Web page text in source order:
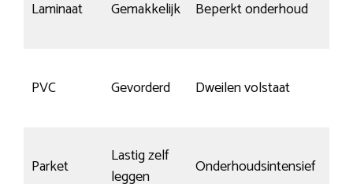
Laminaat Gemakkelijk Beperkt onderhoud
PVC Gevorderd Dweilen volstaat
Parket
Lastig zelf
leggen
Onderhoudsintensief